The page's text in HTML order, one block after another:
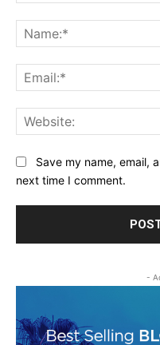
Save my name, email,
next time I comment.
-